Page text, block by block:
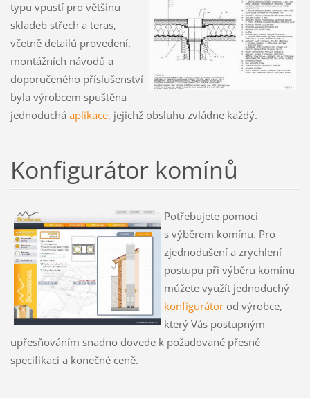
typu vpustí pro většinu
skladeb střech a teras,
včetně detailů provedení.
montážních návodů a
doporučeného příslušenství
byla výrobcem spuštěna
jednoduchá aplikace, jejichž obsluhu zvládne každý.
Konfigurátor komínů
Potřebujete pomoci
s výběrem komínu. Pro
zjednodušení a zrychlení
postupu při výběru komínu
můžete využít jednoduchý
konfigurátorod výrobce,
který Vás postupným
upřesňováním snadno dovede k požadované přesné
specifikaci a konečné ceně.